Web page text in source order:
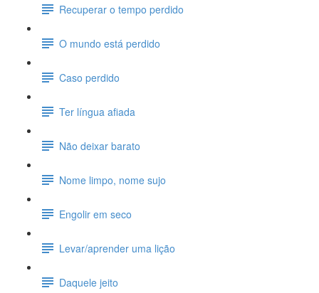
Recuperar o tempo perdido
O mundo está perdido
Caso perdido
Ter língua afiada
Não deixar barato
Nome limpo, nome sujo
Engolir em seco
Levar/aprender uma lição
Daquele jeito